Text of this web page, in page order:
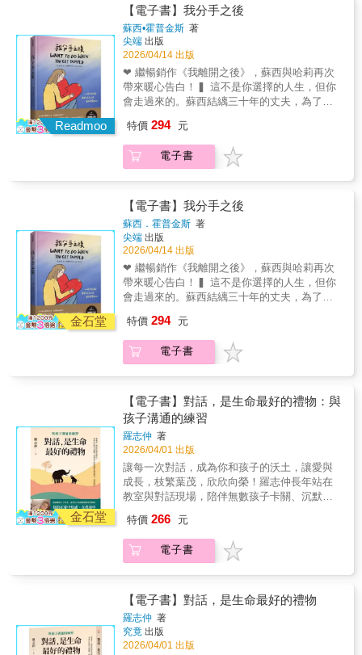
頭。紀．柯諾所說的「父親缺席」，不單指父
親未親身在場，還包含父親失職──情感冷漠、
專斷貶抑等，都可視為精神上的缺席。再者，
現代社會急速變遷，男性認同失去了穩定的標
準，為人父者陷入迷茫，更遑論為兒子提供可
靠的參照。成年儀式的消失，也使男性認同的
失落雪上加霜，缺少象徵性歷練來連結男性氣
質、宣示成年，男孩往往要等到遭遇重大挫折
才痛苦地邁向成熟。在本書裡，紀．柯諾透過
受的結構性心理困境。傳統父性意象顛覆，父
親的精神性缺席變成當代常見的現象，也使得
許多男性怕親密，壓抑本具的攻擊性，內在洶
疾病等各種樣態滲透至人生。柯諾直指人心的
書寫，翻動了每位男性以沉默掩飾的深層無力
感。紀．柯諾指出，透過自我覺醒、情感表
達、勇於接觸內心的陰暗面，我們可以「將自
己父親化」，填補父愛的缺口，活出真正的自
己──這正是榮格所說的「個體化」。這書一路
譯來，彷彿到處都看到自己，客廳、後堂、牆
我。──鄧伯宸◎本書譯者，既是人子，也是人
父父親的親職，是現在少有探討的主題，但父
愛卻是足以支撐孩子一生的重要支柱，本書更
一個核心現象：當父親無法成為可認同的對象
時，兒子往往無法穩定地建立自身的性別認
同、自我肯定與人際關係。這些描述來自作者
的臨床觀察與理論推論，構成一套以「父子關
係」為核心的發展模型。從當代觀點來看，這
套模型仍可被納入更廣泛的脈絡中理解，但其
所指向的認同斷裂經驗，並未因時代改變而消
失。──黃天豪◎新田／初色心理治療所首席顧
問缺席的父親不僅帶來迷失的兒子，也會帶來
的主題古已有之，卻在當代顯得格外迫切。在
相關著作之中，少有作品能如此令人痛心，又
如此清楚地揭示危機的深度。──鐘穎◎心理學
家、精神科醫師、榮格分析師周志建◎山隱中
的療癒師、故事療癒作家翁士恆◎台北市立大
學心理與諮商學系副教授黃天豪◎新田／初色
心理治療所首席顧問鐘穎◎心理學作家、愛智
Readmoo
【電子書】我分手之後
蘇西•霍普金斯 著
尖端 出版
2026/04/14 出版
❤ 繼暢銷作《我離開之後》，蘇西與哈莉再次
帶來暖心告白！▍ 這不是你選擇的人生，但你
會走過來的。蘇西結縭三十年的丈夫，為了舊
家的女兒哈莉，用最犀利也最溫柔的畫筆，記
錄下母親如何從絕望中站起。這是一段從溺水
掙扎到找回自我的「復原指南」。面對突如其
係。這本書要告訴每一位心碎不已的你：你擁
有不可剝奪的權利，可以用最適合自己的方式
與速度，傷心多久都可以。這本書不只是修復
心碎，更能陪你找回那個在愛裡遺落、且最純
粹的自己。▍ 這本書想告訴妳：在練習「愛自
己」之前，請先允許自己徹底心碎。越過絕
望、恐懼與悲痛的深井，你會發現，心不只是
被修復了，更因為曾經承受的一切，變得更加
強韌。既然無法回頭，那就優雅地走向新人
利選擇適合自己的復原速度。❥ 自我價值：即
便獨自一人，生命依然充滿意義與未來的目
標。❥ 愛的可能：妳始終值得擁有一份長久且
真摯的愛。❥ 內在力量：透過哈莉的筆觸，看
見女性如何從心碎中成長。本書是你在黑暗中
最堅定的盟友——陪你流淚、陪你大笑，直到
你走出陰霾，重新找回完整的自己。▍ 暖心推
薦盧美妏 人生設計心理諮商所 共同創辦人／
諮商心理師
特價 294 元
電子書
金石堂
【電子書】我分手之後
蘇西．霍普金斯 著
尖端 出版
2026/04/14 出版
❤ 繼暢銷作《我離開之後》，蘇西與哈莉再次
帶來暖心告白！▍ 這不是你選擇的人生，但你
會走過來的。蘇西結縭三十年的丈夫，為了舊
家的女兒哈莉，用最犀利也最溫柔的畫筆，記
錄下母親如何從絕望中站起。這是一段從溺水
掙扎到找回自我的「復原指南」。面對突如其
係。這本書要告訴每一位心碎不已的你：你擁
有不可剝奪的權利，可以用最適合自己的方式
與速度，傷心多久都可以。這本書不只是修復
心碎，更能陪你找回那個在愛裡遺落、且最純
粹的自己。▍ 這本書想告訴妳：在練習「愛自
己」之前，請先允許自己徹底心碎。越過絕
望、恐懼與悲痛的深井，你會發現，心不只是
被修復了，更因為曾經承受的一切，變得更加
強韌。既然無法回頭，那就優雅地走向新人
利選擇適合自己的復原速度。❥ 自我價值：即
便獨自一人，生命依然充滿意義與未來的目
標。❥ 愛的可能：妳始終值得擁有一份長久且
見女性如何從心碎中成長。本書是你在黑暗中
最堅定的盟友——陪你流淚、陪你大笑，直到
你走出陰霾，重新找回完整的自己。▍ 暖心推
薦盧美妏 人生設計心理諮商所 共同創辦人／
特價 294 元
電子書
金石堂
【電子書】對話，是生命最好的禮物：與
孩子溝通的練習
羅志仲 著
2026/04/01 出版
讓每一次對話，成為你和孩子的沃土，讓愛與
成長，枝繁葉茂，欣欣向榮！羅志仲長年站在
教室與對話現場，陪伴無數孩子卡關、沉默、
中，看見自己脆弱的內在小孩。在本書中，他
透過一個個真實而細膩的故事——寫不出作文
而過度自責的完美主義孩子、不知道自己想要
他想告訴你：在提問之前，先安頓自己的情
緒；在改變孩子之前，先鬆動自己的觀點、擁
抱焦慮的自己；當大人的內在安頓了，教養的
僵局就鬆動了。這本書是寫給父母、教育者、
特價 266 元
電子書
【電子書】對話，是生命最好的禮物
羅志仲 著
究竟 出版
2026/04/01 出版